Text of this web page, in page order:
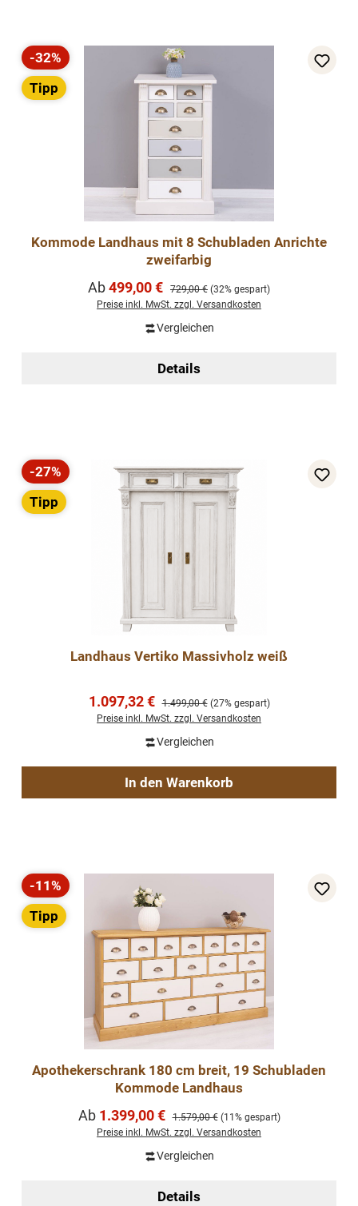
Rabatt
-32%
Tipp
Kommode Landhaus mit 8 Schubladen Anrichte
zweifarbig
Verkaufspreis:
Ab499,00 € Regulärer Preis:
729,00 € (32% gespart)
Preise inkl. MwSt. zzgl. Versandkosten
Vergleichen
Details
Rabatt
-27%
Tipp
Landhaus Vertiko Massivholz weiß
Verkaufspreis:
1.097,32 € Regulärer Preis:
1.499,00 € (27% gespart)
Preise inkl. MwSt. zzgl. Versandkosten
Vergleichen
In den Warenkorb
Rabatt
-11%
Tipp
Apothekerschrank 180 cm breit, 19 Schubladen
Kommode Landhaus
Verkaufspreis:
Ab 1.399,00 € Regulärer Preis:
1.579,00 € (11% gespart)
Preise inkl. MwSt. zzgl. Versandkosten
Vergleichen
Details